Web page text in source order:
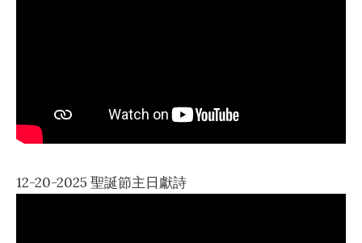
12-20-2025 聖誕節主日獻詩